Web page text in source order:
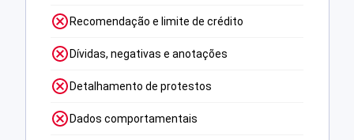
Recomendação e limite de crédito
Dívidas, negativas e anotações
Detalhamento de protestos
Dados comportamentais